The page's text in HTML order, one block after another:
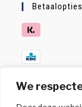
We
Betaalopties